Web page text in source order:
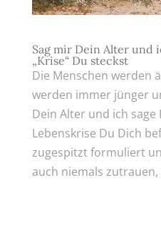
Sag mir Dein Alter und
„Krise“ Du steckst
Die Menschen werden
werden immer jünger
Dein Alter und ich sage
Lebenskrise Du Dich
zugespitzt formuliert
auch niemals zutrauen,